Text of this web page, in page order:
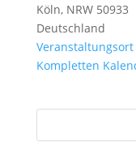
Köln, NRW 50933
Deutschland
Kompletten